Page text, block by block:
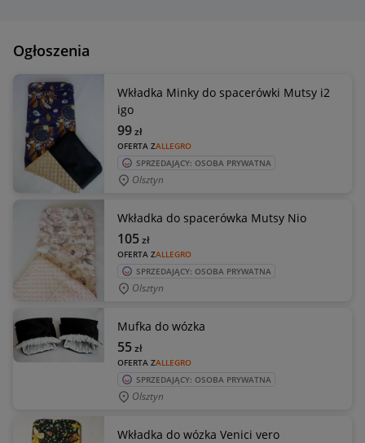
Ogłoszenia
Wkładka Minky do spacerówki Mutsy i2
igo
OFERTA ZALLEGRO
99zł
SPRZEDAJĄCY: OSOBA PRYWATNA
Olsztyn
Wkładka do spacerówka Mutsy Nio
OFERTA ZALLEGRO
105zł
SPRZEDAJĄCY: OSOBA PRYWATNA
Olsztyn
Mufka do wózka
OFERTA ZALLEGRO
55zł
SPRZEDAJĄCY: OSOBA PRYWATNA
Olsztyn
Wkładka do wózka Venici vero